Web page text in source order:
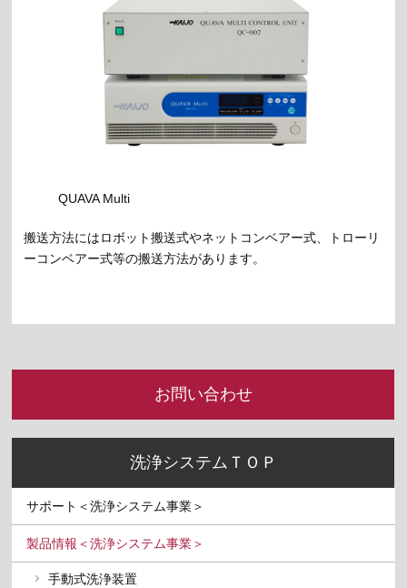
QUAVA Multi
搬送方法にはロボット搬送式やネットコンベアー式、トローリ
ーコンベアー式等の搬送方法があります。
お問い合わせ
洗浄システムＴＯＰ
サポート＜洗浄システム事業＞
製品情報＜洗浄システム事業＞
手動式洗浄装置